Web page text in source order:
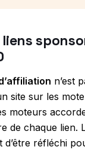
liens
n’est
site sur les
moteurs
de chaque lien.
d’être réfléchi